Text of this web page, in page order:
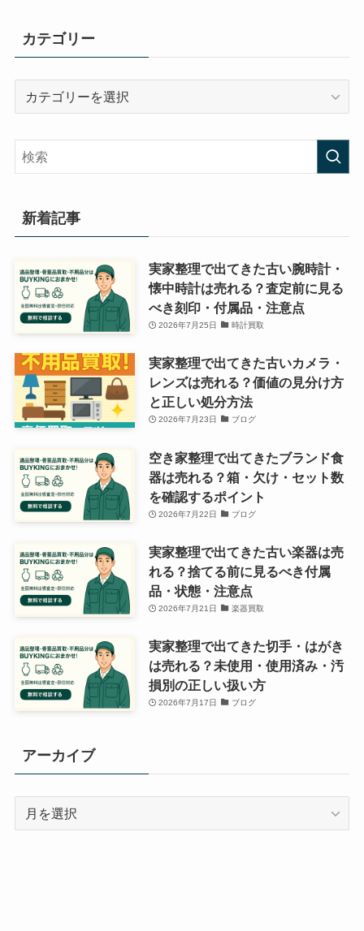
カテゴリー
リ
ー
新着記事
実家整理で出てきた古い腕時計・
懐中時計は売れる？査定前に見る
べき刻印・付属品・注意点
2026年7月25日 時計買取
実家整理で出てきた古いカメラ・
レンズは売れる？価値の見分け方
と正しい処分方法
2026年7月23日 ブログ
空き家整理で出てきたブランド食
器は売れる？箱・欠け・セット数
を確認するポイント
2026年7月22日 ブログ
実家整理で出てきた古い楽器は売
れる？捨てる前に見るべき付属
品・状態・注意点
2026年7月21日 楽器買取
実家整理で出てきた切手・はがき
は売れる？未使用・使用済み・汚
損別の正しい扱い方
2026年7月17日 ブログ
アーカイブ